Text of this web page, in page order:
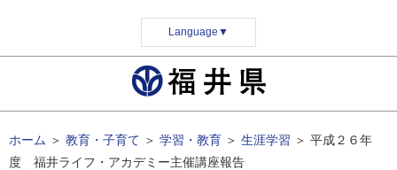
Language ▼
ホーム ＞ 教育・子育て ＞ 学習・教育 ＞ 生涯学習 ＞ 平成２６年
度 福井ライフ・アカデミー主催講座報告